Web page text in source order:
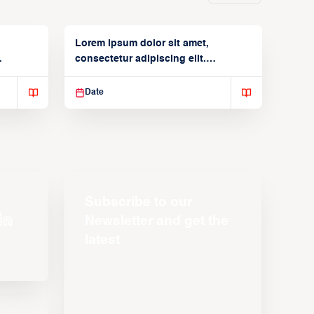
Lorem ipsum dolor sit amet,
consectetur adipiscing elit.
Date